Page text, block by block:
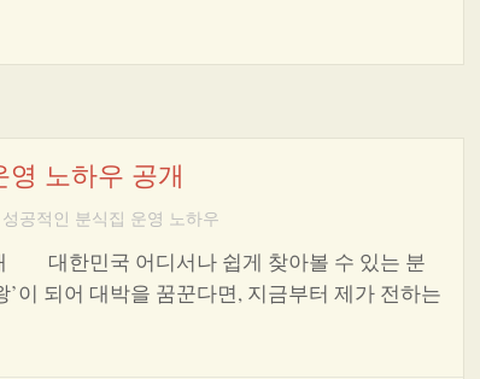
노하우 공개
성공적인 분식집 운영 노하우
대한민국 어디서나 쉽게 찾아볼 수 있는 분
이 되어 대박을 꿈꾼다면, 지금부터 제가 전하는